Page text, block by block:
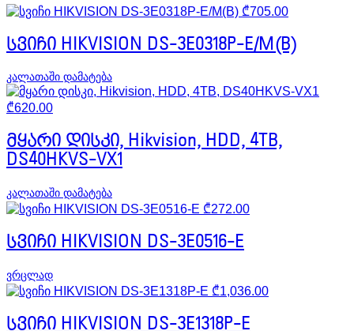
₾705.00
სვიჩი HIKVISION DS-3E0318P-E/M(B)
კალათაში დამატება
₾620.00
მყარი დისკი, Hikvision, HDD, 4TB,
DS40HKVS-VX1
კალათაში დამატება
₾272.00
სვიჩი HIKVISION DS-3E0516-E
ვრცლად
₾1,036.00
სვიჩი HIKVISION DS-3E1318P-E